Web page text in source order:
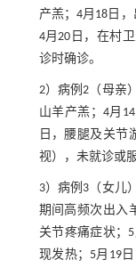
产羔；4月18日
4月20日，在村
诊时确诊。
2）病例2（母亲
山羊产羔；4月
日，腰腿及关节
视），未就诊或
3）病例3（女儿
期间高频次出入
关节疼痛症状；
现发热；5月19